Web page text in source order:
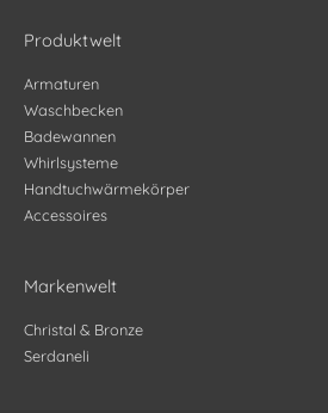
Produktwelt
Armaturen
Waschbecken
Badewannen
Whirlsysteme
Handtuchwärmekörper
Accessoires
Markenwelt
Christal & Bronze
Serdaneli